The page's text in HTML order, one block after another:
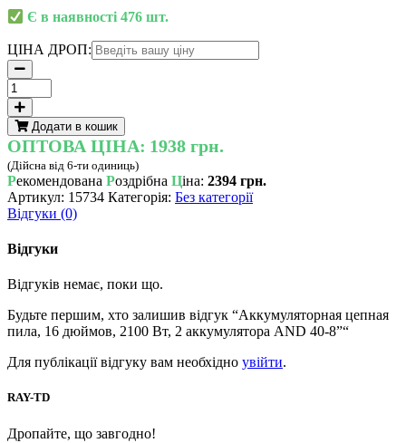
Є в наявності 476 шт.
ЦІНА ДРОП:
Аккумуляторная
цепная
пила,
16
дюймов,
2100
Вт,
2
аккумулятора
40-
кількість
Додати в кошик
ОПТОВА ЦІНА: 1938 грн.
(Дійсна від 6-ти одиниць)
Рекомендована Роздрібна Ціна: 2394 грн.
Артикул: 15734 Категорія: Без категорії
Відгуки (0)
Відгуки
Відгуків немає, поки що.
Будьте першим, хто залишив відгук “Аккумуляторная цепная
пила, 16 дюймов, 2100 Вт, 2 аккумулятора AND 40-8”“
Для публікації відгуку вам необхідно увійти.
RAY-TD
Дропайте, що завгодно!